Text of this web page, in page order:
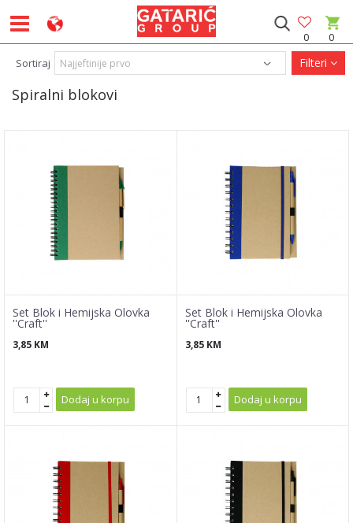
0
0
Spiralni blokovi
Sortiraj Filteri
Set Blok i Hemijska Olovka
''Craft''
3,85 KM
Dodaj u korpu
Set Blok i Hemijska Olovka
''Craft''
3,85 KM
Dodaj u korpu